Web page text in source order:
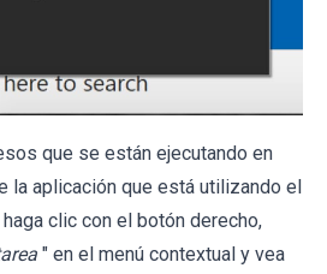
que se están ejecutando en
la aplicación que está utilizando el
clic con el botón derecho,
" en el menú contextual y vea